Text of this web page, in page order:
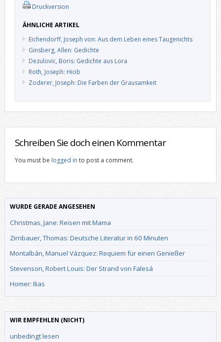
Druckversion
ÄHNLICHE ARTIKEL
Eichendorff, Joseph von: Aus dem Leben eines Taugenichts
Ginsberg, Allen: Gedichte
Dezulovic, Boris: Gedichte aus Lora
Roth, Joseph: Hiob
Zoderer, Joseph: Die Farben der Grausamkeit
Schreiben Sie doch einen Kommentar
You must be logged in to post a comment.
WURDE GERADE ANGESEHEN
Christmas, Jane: Reisen mit Mama
Zirnbauer, Thomas: Deutsche Literatur in 60 Minuten
Montalbán, Manuel Vázquez: Requiem für einen Genießer
Stevenson, Robert Louis: Der Strand von Falesá
Homer: Ilias
WIR EMPFEHLEN (NICHT)
unbedingt lesen